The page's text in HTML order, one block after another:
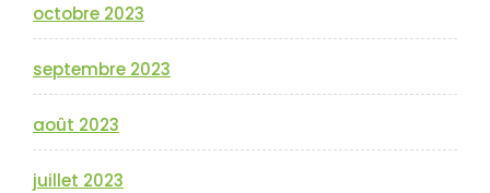
octobre 2023
septembre 2023
août 2023
juillet 2023